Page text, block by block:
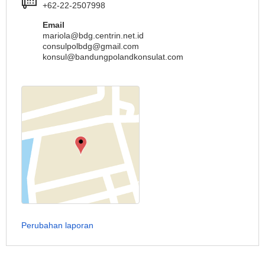
+62-22-2507998
Email
mariola@bdg.centrin.net.id
consulpolbdg@gmail.com
konsul@bandungpolandkonsulat.com
Perubahan laporan